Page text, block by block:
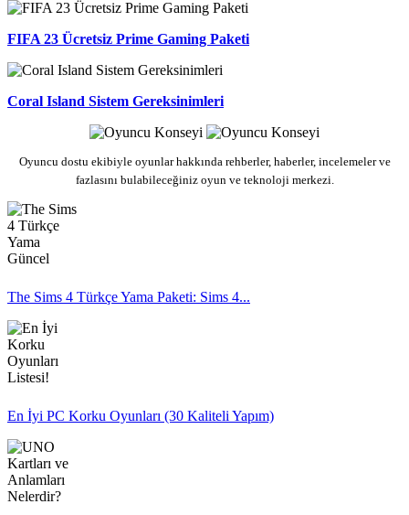
FIFA 23 Ücretsiz Prime Gaming Paketi
Coral Island Sistem Gereksinimleri
Oyuncu dostu ekibiyle oyunlar hakkında rehberler, haberler, incelemeler ve
fazlasını bulabileceğiniz oyun ve teknoloji merkezi.
The Sims 4 Türkçe Yama Paketi: Sims 4...
En İyi PC Korku Oyunları (30 Kaliteli Yapım)